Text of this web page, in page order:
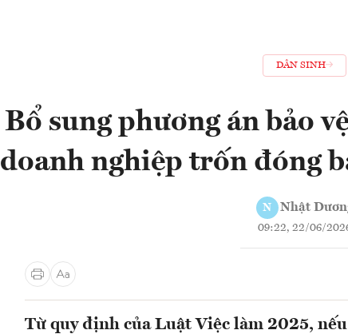
DÂN SINH
Bổ sung phương án bảo
doanh nghiệp trốn đóng
N Nhật
09:22, 22/06/
Từ quy định của Luật Việc làm 2025,